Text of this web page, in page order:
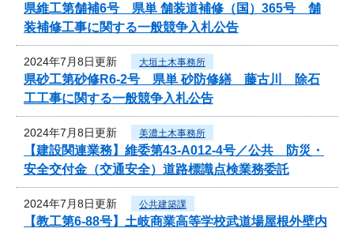
県維工第舗補6号 県単 舗装道補修（国）365号 舗
装補修工事に関する一般競争入札公告
2024年7月8日更新 大垣土木事務所
県砂工第砂修R6-2号 県単 砂防修繕 藤古川 除石
工工事に関する一般競争入札公告
2024年7月8日更新 美濃土木事務所
【建設関連業務】維委第43-A012-4号／公共 防災・
安全交付金（交通安全）道路標識点検業務委託
2024年7月8日更新 公共建築課
【教工第6-88号】土岐商業高等学校武道場屋根外壁内